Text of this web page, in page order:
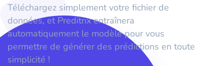
Téléchargez simplement votre fichier de
données, et Preditrix entraînera
automatiquement le modèle pour vous
permettre de générer des prédictions en toute
simplicité !